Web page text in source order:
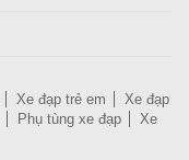
Xe đạp trẻ em
Xe đạp
Phụ tùng xe đạp
Xe